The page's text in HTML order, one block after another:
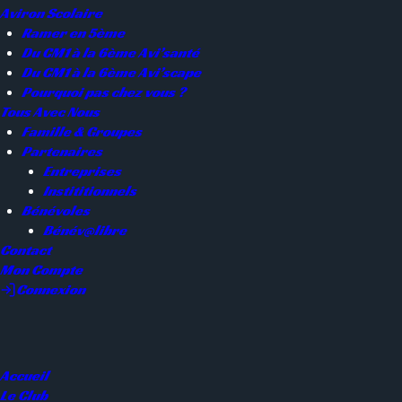
Aviron Scolaire
Ramer en 5ème
Du CM1 à la 6ème Avi’santé
Du CM1 à la 6ème Avi’scape
Pourquoi pas chez vous ?
Tous Avec Nous
Famille & Groupes
Partenaires
Entreprises
Instititionnels
Bénévoles
Bénév@libre
Contact
Mon Compte
Connexion
Accueil
Le Club